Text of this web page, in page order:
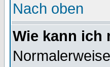
Nach oben
Wie kann ich